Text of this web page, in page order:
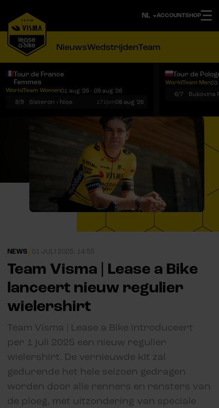
ACCOUNTSHOP
NieuwsWedstrijdenTeam
Tour de France
Femmes
WorldTeam Women01 aug '26 - 09 aug '26
8/9
Sisteron › Nice 171km08 aug '26
Tour de
WorldTeam Men03
6/7
NEWS 01 JULI 2025, 14:55
Team Visma | Lease a Bike
lanceert nieuw regulier
wielershirt
Team Visma | Lease a Bike introduceert
per 1 juli 2025 een nieuw regulier
wielershirt. De vernieuwde kit zal
gedurende het hele seizoen gedragen
worden door alle renners en rensters van
de ploeg, met uitzondering van speciale